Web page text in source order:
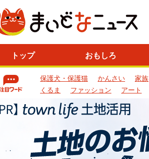
トップ おもしろ
保護犬・保護猫 かんさい 家族
くるま
ファッション アート